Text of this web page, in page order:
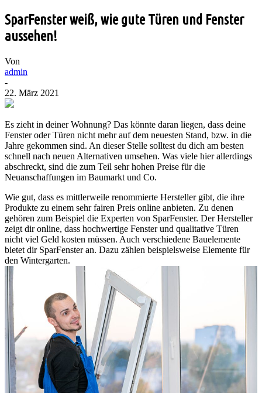
SparFenster weiß, wie gute Türen und Fenster
aussehen!
Von
admin
-
22. März 2021
Es zieht in deiner Wohnung? Das könnte daran liegen, dass deine
Fenster oder Türen nicht mehr auf dem neuesten Stand, bzw. in die
Jahre gekommen sind. An dieser Stelle solltest du dich am besten
schnell nach neuen Alternativen umsehen. Was viele hier allerdings
abschreckt, sind die zum Teil sehr hohen Preise für die
Neuanschaffungen im Baumarkt und Co.
Wie gut, dass es mittlerweile renommierte Hersteller gibt, die ihre
Produkte zu einem sehr fairen Preis online anbieten. Zu denen
gehören zum Beispiel die Experten von SparFenster. Der Hersteller
zeigt dir online, dass hochwertige Fenster und qualitative Türen
nicht viel Geld kosten müssen. Auch verschiedene Bauelemente
bietet dir SparFenster an. Dazu zählen beispielsweise Elemente für
den Wintergarten.